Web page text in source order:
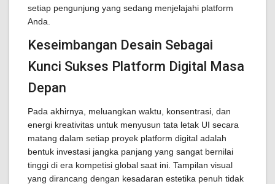
setiap pengunjung yang sedang menjelajahi platform
Anda.
Keseimbangan Desain Sebagai
Kunci Sukses Platform Digital Masa
Depan
Pada akhirnya, meluangkan waktu, konsentrasi, dan
energi kreativitas untuk menyusun tata letak UI secara
matang dalam setiap proyek platform digital adalah
bentuk investasi jangka panjang yang sangat bernilai
tinggi di era kompetisi global saat ini. Tampilan visual
yang dirancang dengan kesadaran estetika penuh tidak